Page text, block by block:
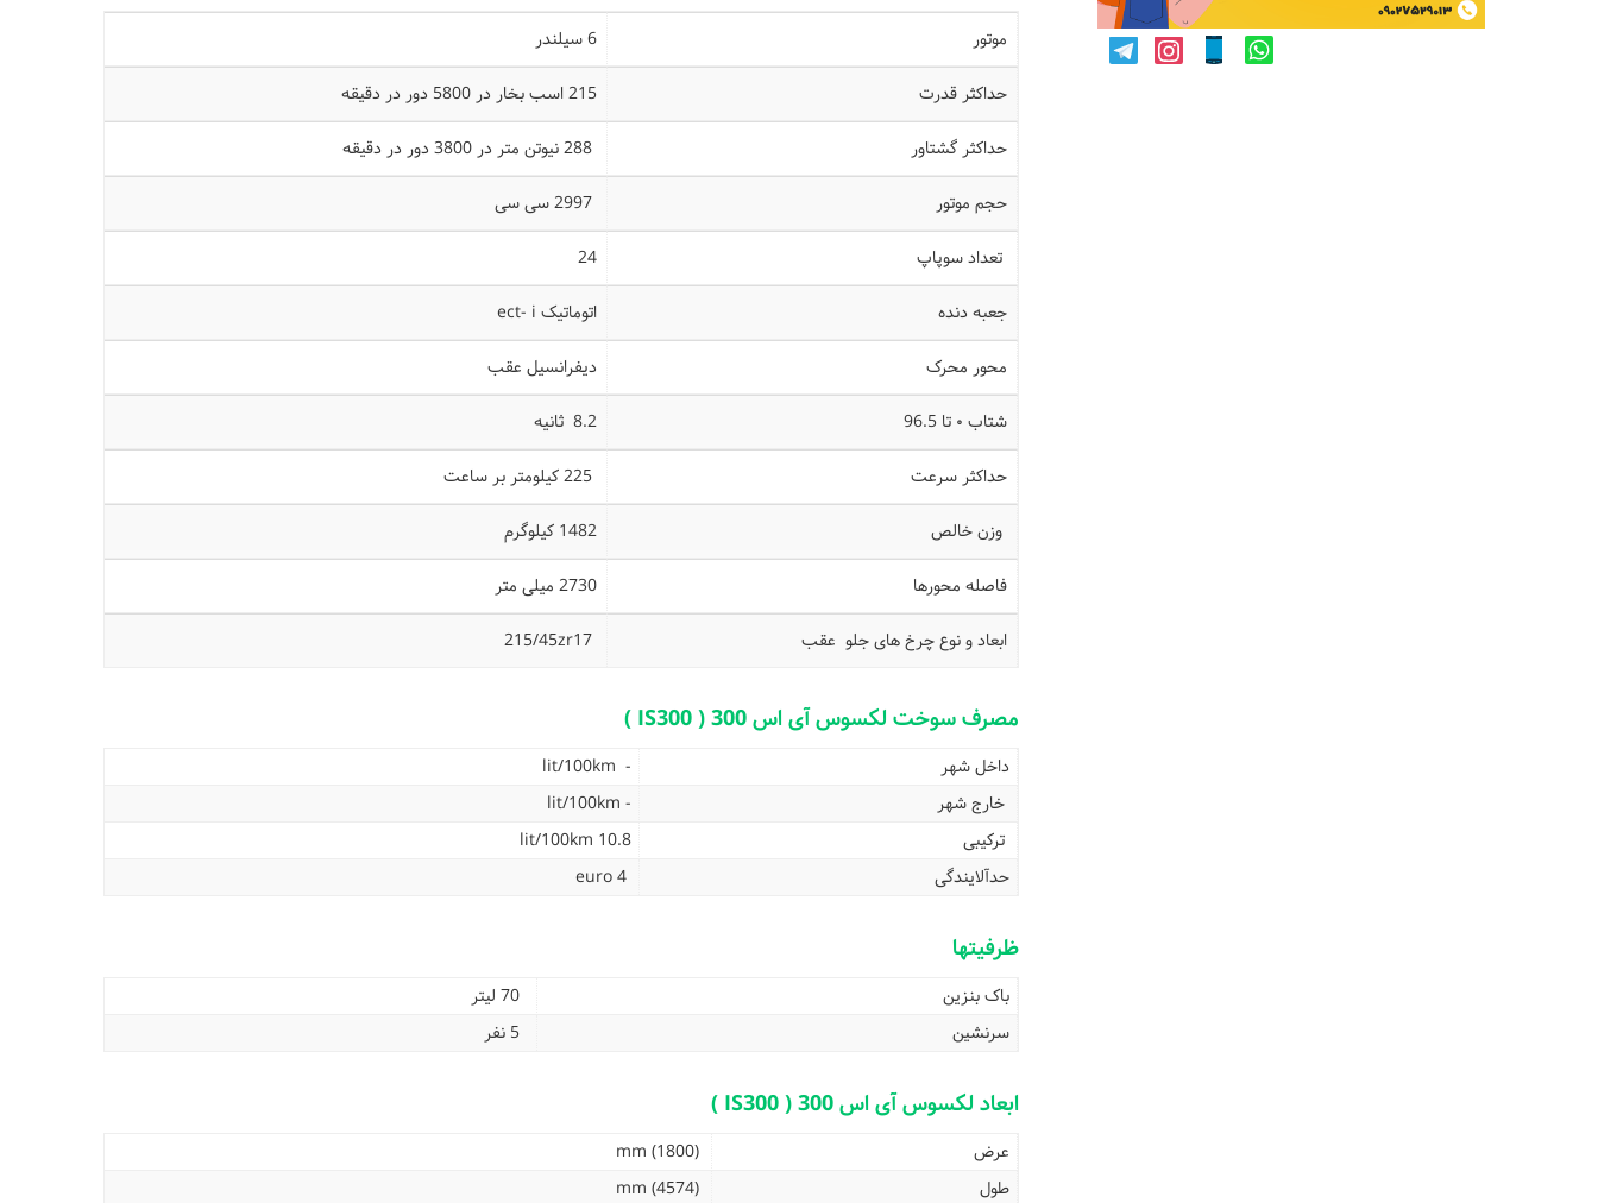
موتور 6 سیلندر
حداکثر قدرت 215 اسب بخار در 5800 دور در دقیقه
حداکثر گشتاور
حجم موتور
تعداد سوپاپ 24
جعبه دنده اتوماتیک ect- i
محور محرک دیفرانسیل عقب
شتاب ۰ تا 96.5 8.2 ثانیه
حداکثر سرعت
وزن خالص 1482 کیلوگرم
فاصله محورها 2730 میلی متر
ابعاد و نوع چرخ های جلو عقب
مصرف سوخت لکسوس آی اس 300 ( IS300 )
داخل شهر
- lit/100km
خارج شهر
- lit/100km
ترکیبی
10.8 lit/100km
حدآلایندگی
ظرفیتها
باک بنزین
سرنشین
ابعاد لکسوس آی اس 300 ( IS300 )
عرض
(1800) mm
طول
(4574) mm